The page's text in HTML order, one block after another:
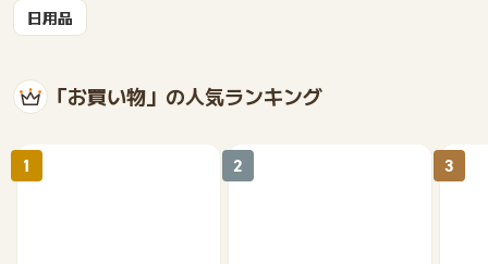
日用品
「お買い物」の人気ランキング
1 2 3